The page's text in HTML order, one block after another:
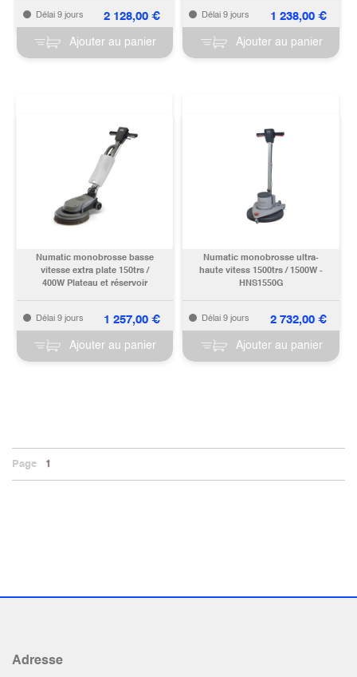
Délai 9 jours 2 128,00€
Ajouter au panier
Délai 9 jours 1 238,00€
Ajouter au panier
Numatic monobrosse basse
vitesse extra plate 150trs /
400W Plateau et réservoir
Délai 9 jours 1 257,00€
Ajouter au panier
Numatic monobrosse ultra-
haute vitess 1500trs / 1500W -
HNS1550G
Délai 9 jours 2 732,00€
Ajouter au panier
Page 1
Adresse